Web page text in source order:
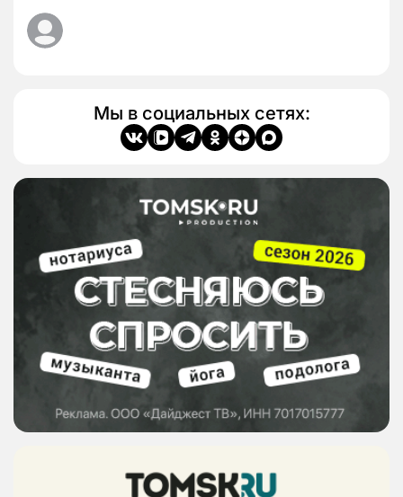
Мы в социальных сетях: